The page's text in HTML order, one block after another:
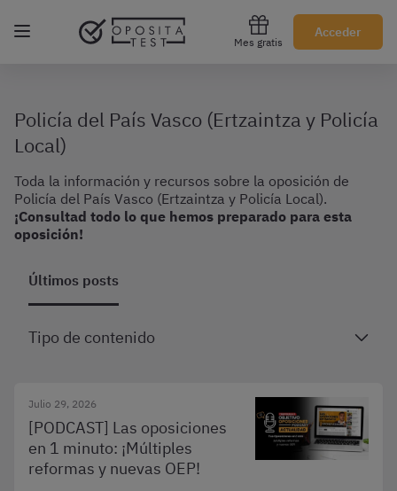
Mes gratis
Acceder
Regístrate gratis
Policía del País Vasco (Ertzaintza y Policía
Local)
Toda la información y recursos sobre la oposición de
Policía del País Vasco (Ertzaintza y Policía Local).
¡Consultad todo lo que hemos preparado para esta
oposición!
Últimos posts
Tipo de contenido
Julio 29, 2026
[PODCAST] Las oposiciones
en 1 minuto: ¡Múltiples
reformas y nuevas OEP!